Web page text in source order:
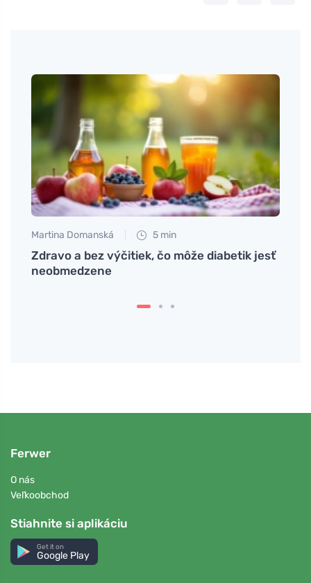
Martina Domanská 5 min
Zdravo a bez výčitiek, čo môže diabetik jesť
neobmedzene
Ferwer
O nás
Veľkoobchod
Stiahnite si aplikáciu
Get it on
Google Play